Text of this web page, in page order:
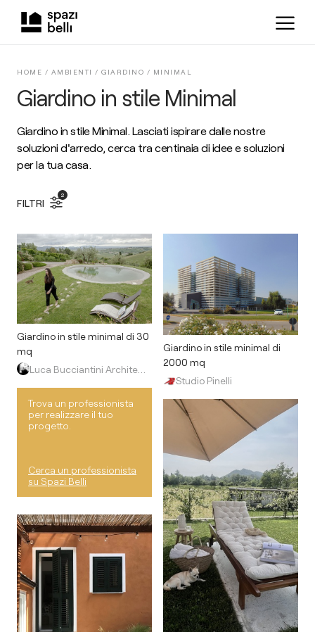
Giardino in stile Minimal
HOME / AMBIENTI / GIARDINO / MINIMAL
Giardino in stile Minimal. Lasciati ispirare dalle nostre
soluzioni d'arredo, cerca tra centinaia di idee e soluzioni
per la tua casa.
FILTRI
2
Giardino in stile minimal di 30
mq
Trova un professionista
per realizzare il tuo
progetto.
Cerca un professionista
su Spazi Belli
Giardino in stile minimal di
2000 mq
Studio Pinelli